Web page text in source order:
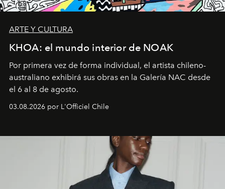
ARTE Y CULTURA
KHOA: el mundo interior de NOAK
Por primera vez de forma individual, el artista chileno-
australiano exhibirá sus obras en la Galería NAC desde
el 6 al 8 de agosto.
03.08.2026 por L'Officiel Chile